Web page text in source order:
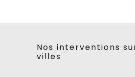
Nos interventions
villes